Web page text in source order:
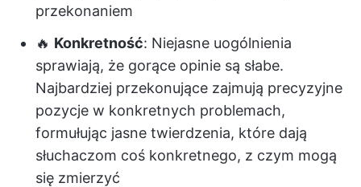
przekonaniem
🔥 Konkretność: Niejasne uogólnienia
sprawiają, że gorące opinie są słabe.
Najbardziej przekonujące zajmują precyzyjne
pozycje w konkretnych problemach,
formułując jasne twierdzenia, które dają
słuchaczom coś konkretnego, z czym mogą
się zmierzyć